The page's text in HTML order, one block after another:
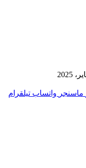
ماسنجر واتساب تيلقرام